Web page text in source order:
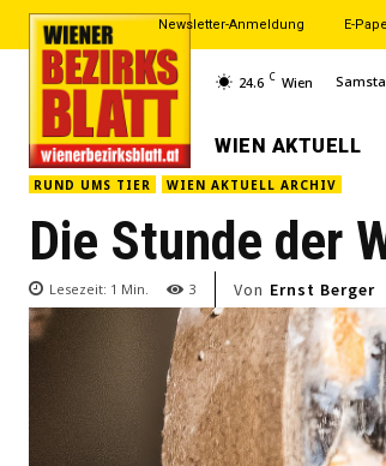
Newsletter-Anmeldung E-
24.6 C Wien
WIEN AKTUELL
RUND UMS TIER WIEN AKTUELL ARCHIV
Die Stunde der
Lesezeit: 1 Min. 3 Von Ernst Berger